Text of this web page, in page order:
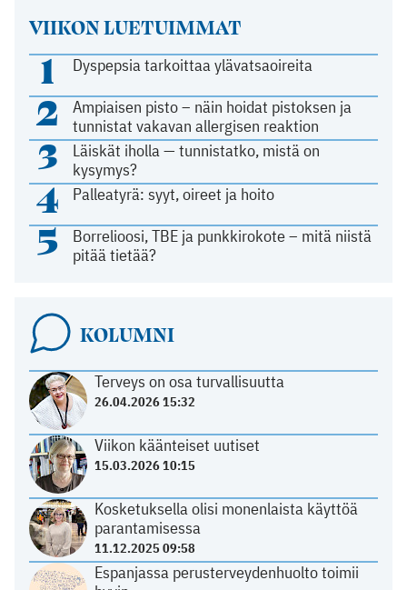
VIIKON LUETUIMMAT
1 Dyspepsia tarkoittaa ylävatsaoireita
2
Ampiaisen pisto – näin hoidat pistoksen ja
tunnistat vakavan allergisen reaktion
3
Läiskät iholla — tunnistatko, mistä on
kysymys?
4 Palleatyrä: syyt, oireet ja hoito
5
Borrelioosi, TBE ja punkkirokote – mitä niistä
pitää tietää?
KOLUMNI
Terveys on osa turvallisuutta
26.04.2026 15:32
Viikon käänteiset uutiset
15.03.2026 10:15
Kosketuksella olisi monenlaista käyttöä
parantamisessa
11.12.2025 09:58
Espanjassa perusterveydenhuolto toimii